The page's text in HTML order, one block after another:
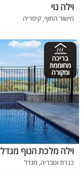
וילה נוי
מישור החוף, קיסריה
בריכה
מחוממת
ומקורה
וילה מלכת הנוף מגדל
כנרת וטבריה, מגדל